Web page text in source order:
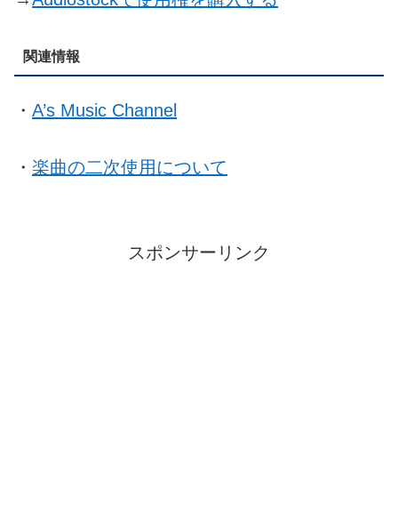
関連情報
・ A’s Music Channel
・ 楽曲の二次使用について
スポンサーリンク